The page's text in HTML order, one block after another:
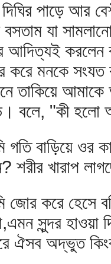
পাড়ে আর
বসতাম যা
আদিত্যই করলেন
করে মনকে সংযত
তাকিয়ে
বলে, "কী হলো
গতি বাড়িয়ে ওর
শরীর খারাপ
জোর করে হেসে
সুন্দর
ঐসব অদ্ভুত